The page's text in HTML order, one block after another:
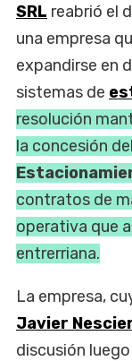
SRL reabrió el
una empresa
expandirse en
sistemas de
resolución
la concesión
contratos de
operativa que
entrerriana.
La empresa,
Javier
discusión